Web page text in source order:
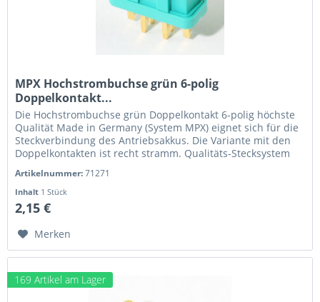
MPX Hochstrombuchse grün 6-polig
Doppelkontakt...
Die Hochstrombuchse grün Doppelkontakt 6-polig höchste
Qualität Made in Germany (System MPX) eignet sich für die
Steckverbindung des Antriebsakkus. Die Variante mit den
Doppelkontakten ist recht stramm. Qualitäts-Stecksystem
Artikelnummer:71271
Inhalt 1 Stück
2,15 €
Merken
169 Artikel am Lager